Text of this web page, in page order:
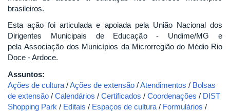
brasileiros.
Esta ação foi articulada e apoiada pela União Nacional dos
Dirigentes Municipais de Educação - Undime/MG e
pela Associação dos Municípios da Microrregião do Médio Rio
Doce - Ardoce.
Assuntos:
Ações de cultura /Ações de extensão /Atendimentos / Bolsas
de extensão / Calendários / Certificados / Coordenações / DIST
Shopping Park / Editais / Espaços de cultura / Formulários /